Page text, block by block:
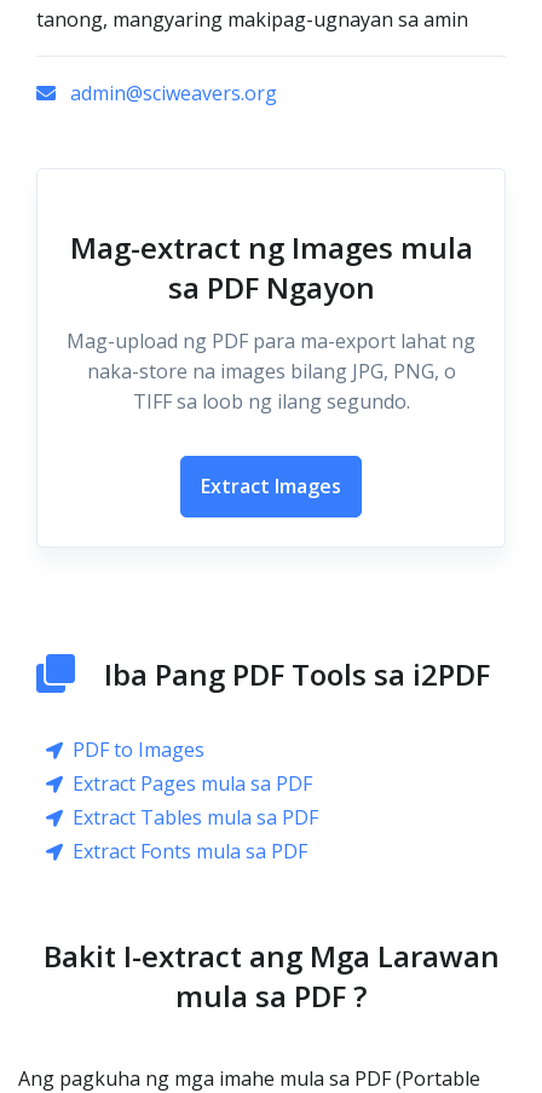
tanong, mangyaring makipag-ugnayan sa amin
admin@sciweavers.org
Mag-extract ng Images mula
sa PDF Ngayon
Mag-upload ng PDF para ma-export lahat ng
naka-store na images bilang JPG, PNG, o
TIFF sa loob ng ilang segundo.
Extract Images
Iba Pang PDF Tools sa i2PDF
PDF to Images
Extract Pages mula sa PDF
Extract Tables mula sa PDF
Extract Fonts mula sa PDF
Bakit I-extract ang Mga Larawan
mula sa PDF ?
Ang pagkuha ng mga imahe mula sa PDF (Portable